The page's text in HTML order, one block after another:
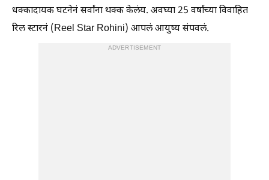
धक्कादायक घटनेनं सर्वांना थक्क केलंय. अवघ्या 25 वर्षांच्या विवाहित
रिल स्टारनं (Reel Star Rohini) आपलं आयुष्य संपवलं.
ADVERTISEMENT